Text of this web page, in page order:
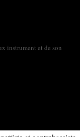
instrument et de son